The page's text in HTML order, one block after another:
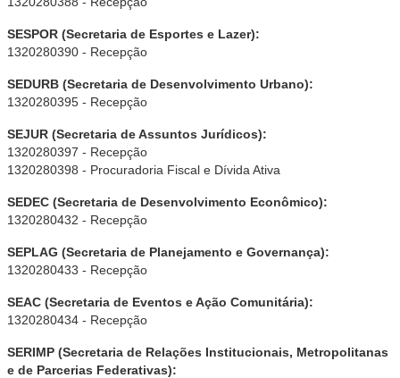
SESPOR (Secretaria de Esportes e Lazer):
1320280390 - Recepção
SEDURB (Secretaria de Desenvolvimento Urbano):
1320280395 - Recepção
SEJUR (Secretaria de Assuntos Jurídicos):
1320280397 - Recepção
1320280398 - Procuradoria Fiscal e Dívida Ativa
SEDEC (Secretaria de Desenvolvimento Econômico):
1320280432 - Recepção
SEPLAG (Secretaria de Planejamento e Governança):
1320280433 - Recepção
SEAC (Secretaria de Eventos e Ação Comunitária):
1320280434 - Recepção
SERIMP (Secretaria de Relações Institucionais, Metropolitanas
e de Parcerias Federativas):